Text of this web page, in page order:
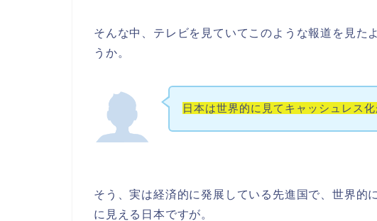
そんな中、テレビを見ていてこのような報道を見た
うか。
日本は世界的に見てキャッシュレス
そう、実は経済的に発展している先進国で、世界的
に見える日本ですが。